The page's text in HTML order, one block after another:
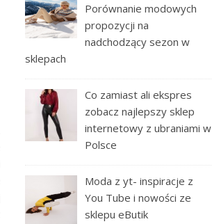
Porównanie modowych
propozycji na
nadchodzący sezon w
sklepach
Co zamiast ali ekspres
zobacz najlepszy sklep
internetowy z ubraniami w
Polsce
Moda z yt- inspiracje z
You Tube i nowości ze
sklepu eButik